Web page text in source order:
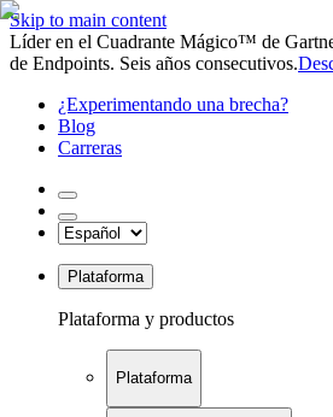
Skip to main content
Líder en el Cuadrante Mágico™ de
de Endpoints. Seis años consecutivos.
¿Experimentando una brecha?
Blog
Carreras
Plataforma
Plataforma y productos
Plataforma